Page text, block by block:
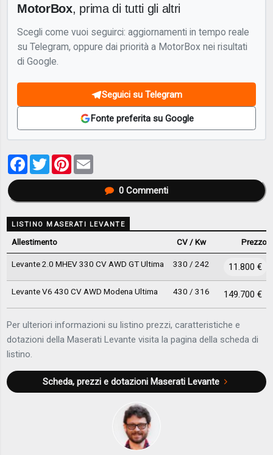
MotorBox, prima di tutti gli altri
Scegli come vuoi seguirci: aggiornamenti in tempo reale
su Telegram, oppure dai priorità a MotorBox nei risultati
di Google.
Seguici su Telegram
Fonte preferita su Google
Facebook
TwitterPinterest
0Commenti
LISTINO MASERATI LEVANTE
Allestimento CV / Kw Prezzo
Levante 2.0 MHEV 330 CV AWD GT Ultima 330 / 242 11.800 €
Levante V6 430 CV AWD Modena Ultima 430 / 316 149.700 €
Per ulteriori informazioni su listino prezzi, caratteristiche e
dotazioni della Maserati Levante visita la pagina della scheda di
listino.
Scheda, prezzi e dotazioni Maserati Levante